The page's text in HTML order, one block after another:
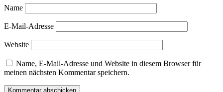
Name
E-Mail-Adresse
Website
Name, E-Mail-Adresse und Website in diesem Browser für
meinen nächsten Kommentar speichern.